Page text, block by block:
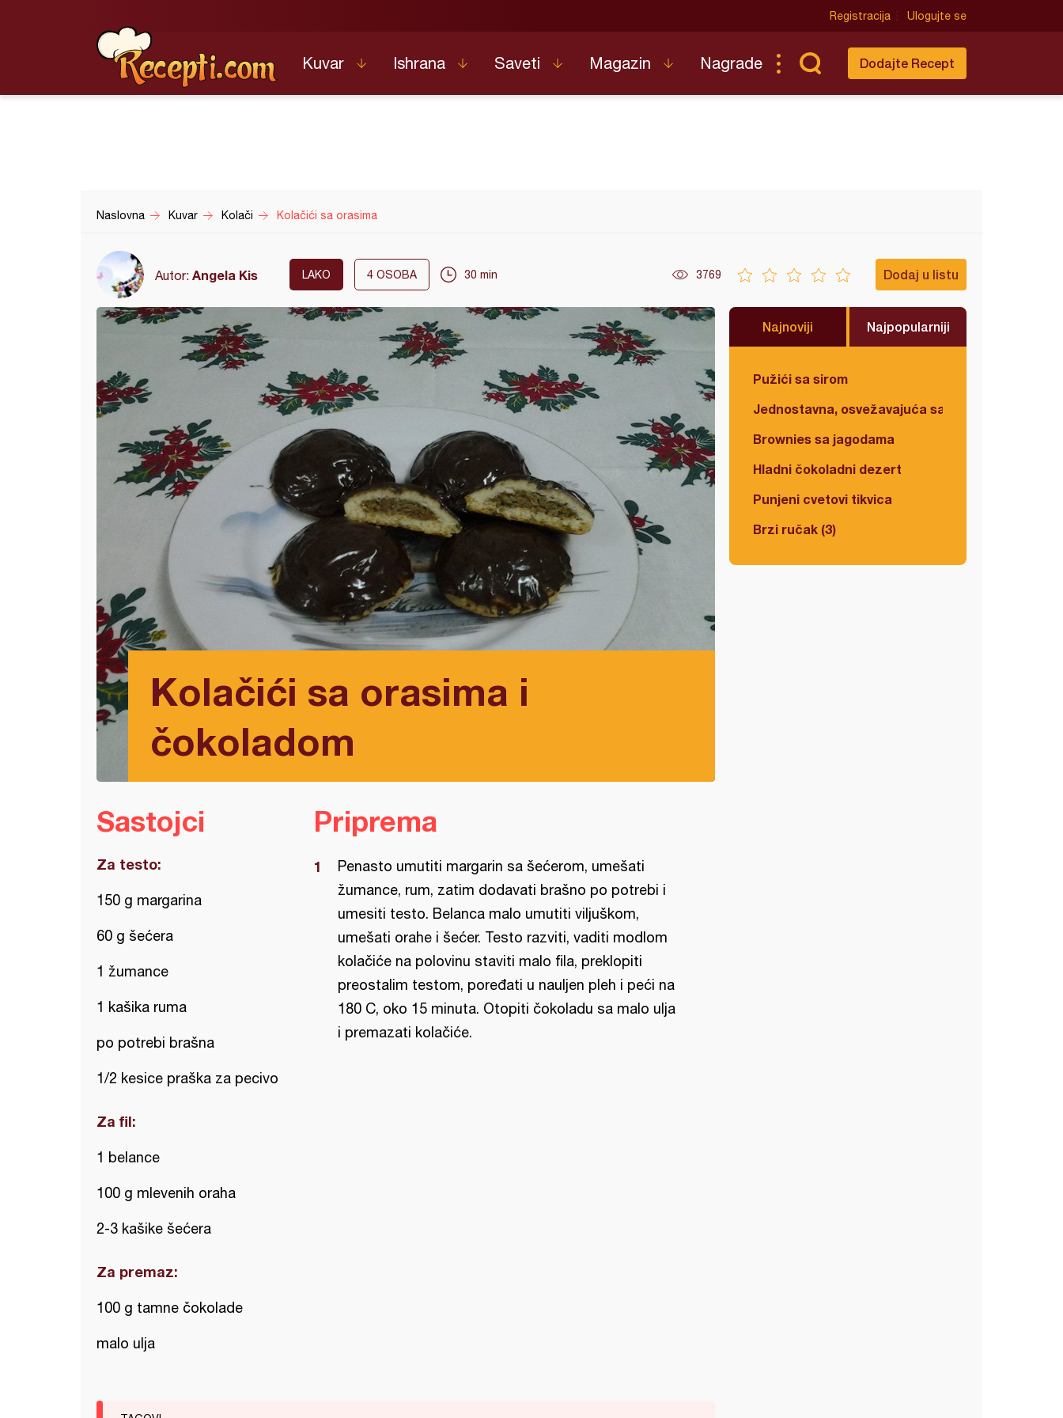
Registracija Ulogujte se
Kuvar Ishrana Saveti Magazin Nagrade Dodajte Recept
Naslovna Kuvar Kolači Kolačići sa orasima
Autor: Angela Kis LAKO 4 OSOBA 30 min 3769 Dodaj u listu
Kolačići sa orasima i
čokoladom
Najnoviji Najpopularniji
Pužići sa sirom
Jednostavna, osvežavajuća salata
Brownies sa jagodama
Hladni čokoladni dezert
Punjeni cvetovi tikvica
Brzi ručak (3)
Sastojci
Za testo:
150 g margarina
60 g šećera
1 žumance
1 kašika ruma
po potrebi brašna
1/2 kesice praška za pecivo
Za fil:
1 belance
100 g mlevenih oraha
2-3 kašike šećera
Za premaz:
100 g tamne čokolade
malo ulja
Priprema
Penasto umutiti margarin sa šećerom, umešati
žumance, rum, zatim dodavati brašno po potrebi i
umesiti testo. Belanca malo umutiti viljuškom,
umešati orahe i šećer. Testo razviti, vaditi modlom
kolačiće na polovinu staviti malo fila, preklopiti
preostalim testom, poređati u nauljen pleh i peći na
180 C, oko 15 minuta. Otopiti čokoladu sa malo ulja
i premazati kolačiće.